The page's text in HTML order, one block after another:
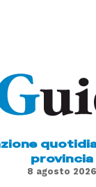
provincia
8 agosto 2026